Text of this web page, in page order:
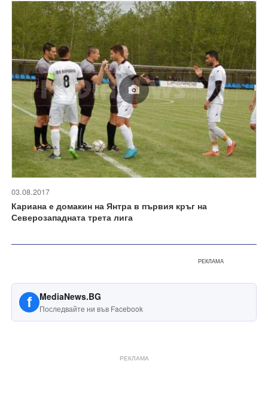
03.08.2017
Кариана е домакин на Янтра в първия кръг на
Северозападната трета лига
РЕКЛАМА
f MediaNews.BG
Последвайте ни във Facebook
РЕКЛАМА